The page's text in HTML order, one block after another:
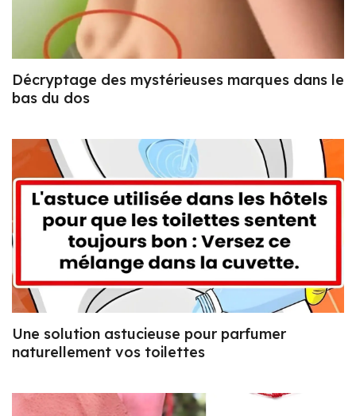
Décryptage des mystérieuses marques dans le
bas du dos
Une solution astucieuse pour parfumer
naturellement vos toilettes